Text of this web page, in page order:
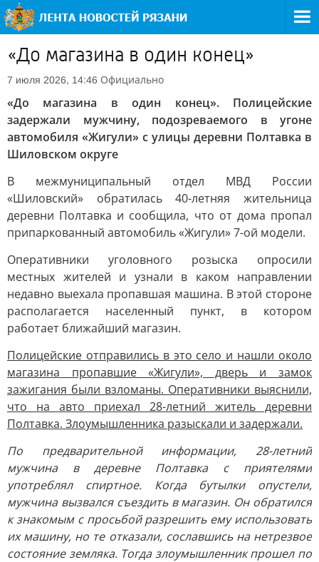
«До магазина в один конец»
7 июля 2026, 14:46 Официально
«До магазина в один конец». Полицейские
задержали мужчину, подозреваемого в угоне
автомобиля «Жигули» с улицы деревни Полтавка в
Шиловском округе
В межмуниципальный отдел МВД России
«Шиловский» обратилась 40-летняя жительница
деревни Полтавка и сообщила, что от дома пропал
припаркованный автомобиль «Жигули» 7-ой модели.
Оперативники уголовного розыска опросили
местных жителей и узнали в каком направлении
недавно выехала пропавшая машина. В этой стороне
располагается населенный пункт, в котором
работает ближайший магазин.
Полицейские отправились в это село и нашли около
магазина пропавшие «Жигули», дверь и замок
зажигания были взломаны. Оперативники выяснили,
что на авто приехал 28-летний житель деревни
Полтавка. Злоумышленника разыскали и задержали.
По предварительной информации, 28-летний
мужчина в деревне Полтавка с приятелями
употреблял спиртное. Когда бутылки опустели,
мужчина вызвался съездить в магазин. Он обратился
к знакомым с просьбой разрешить ему использовать
их машину, но те отказали, сославшись на нетрезвое
состояние земляка. Тогда злоумышленник прошел по